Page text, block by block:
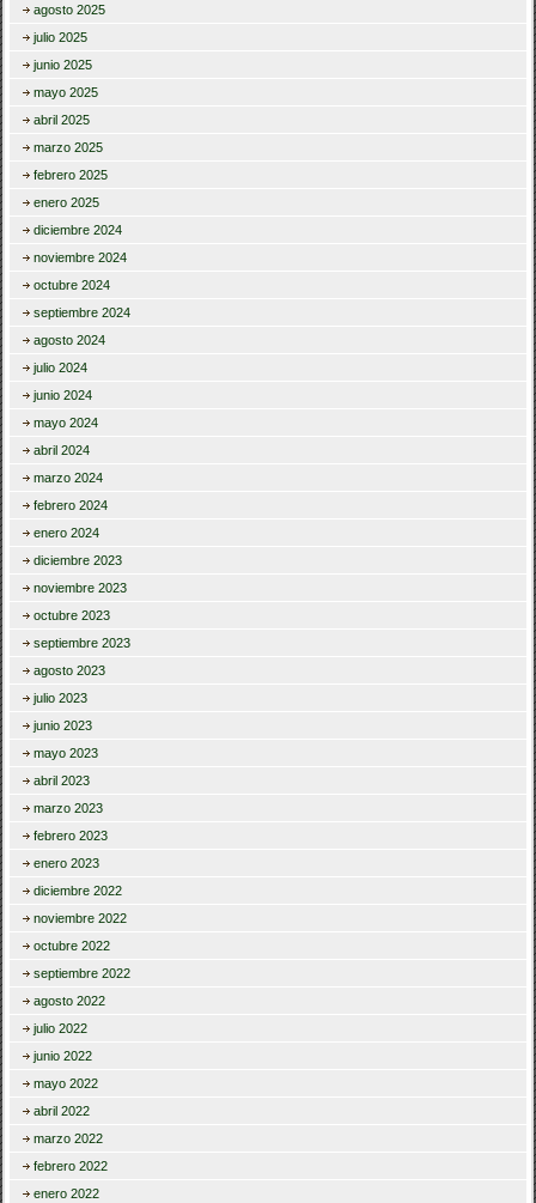
agosto 2025
julio 2025
junio 2025
mayo 2025
abril 2025
marzo 2025
febrero 2025
enero 2025
diciembre 2024
noviembre 2024
octubre 2024
septiembre 2024
agosto 2024
julio 2024
junio 2024
mayo 2024
abril 2024
marzo 2024
febrero 2024
enero 2024
diciembre 2023
noviembre 2023
octubre 2023
septiembre 2023
agosto 2023
julio 2023
junio 2023
mayo 2023
abril 2023
marzo 2023
febrero 2023
enero 2023
diciembre 2022
noviembre 2022
octubre 2022
septiembre 2022
agosto 2022
julio 2022
junio 2022
mayo 2022
abril 2022
marzo 2022
febrero 2022
enero 2022